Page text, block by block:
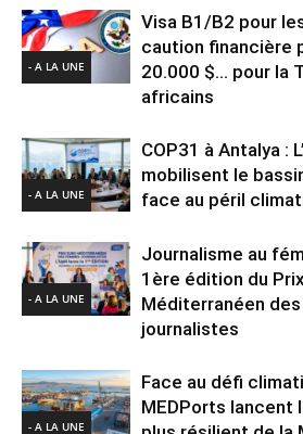
- A LA UNE
Visa B1/B2 pour
caution financière
20.000 $… pour la
africains
- A LA UNE
COP31 à Antalya :
mobilisent le
face au péril
- A LA UNE
Journalisme au
1ère édition du
Méditerranéen
journalistes
- A LA UNE
Face au défi
MEDPorts lancent